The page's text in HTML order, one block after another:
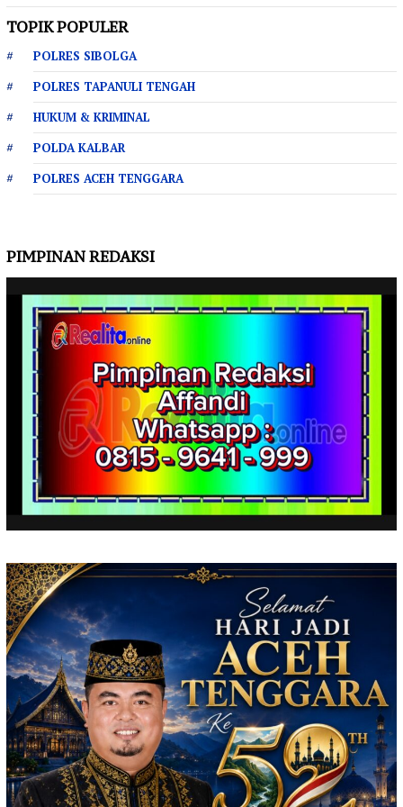
TOPIK POPULER
POLRES SIBOLGA
POLRES TAPANULI TENGAH
HUKUM & KRIMINAL
POLDA KALBAR
POLRES ACEH TENGGARA
PIMPINAN REDAKSI